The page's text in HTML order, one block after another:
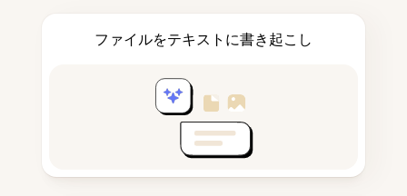
ファイルをテキストに書き起こし